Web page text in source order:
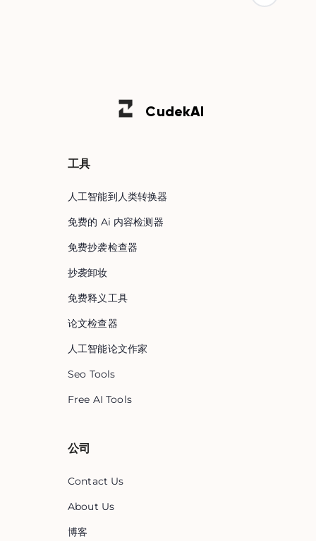
CudekAI
工具
人工智能到人类转换器
免费的 Ai 内容检测器
免费抄袭检查器
抄袭卸妆
免费释义工具
论文检查器
人工智能论文作家
Seo Tools
Free AI Tools
公司
Contact Us
About Us
博客